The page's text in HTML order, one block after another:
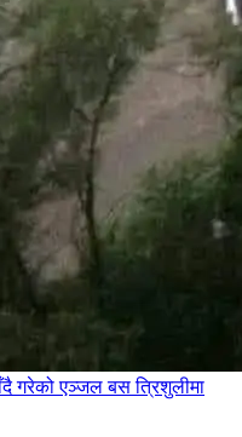
गरेको एञ्जल बस त्रिशुलीमा